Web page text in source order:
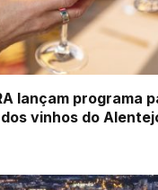
lançam programa
vinhos do